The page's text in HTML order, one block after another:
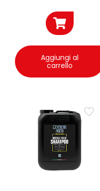
Aggiungi al
carrello